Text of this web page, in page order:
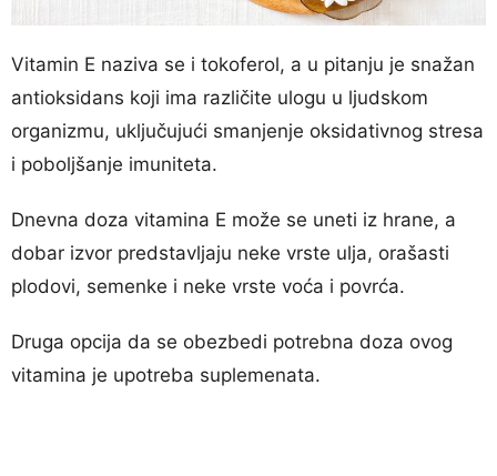
Vitamin E naziva se i tokoferol, a u pitanju je snažan
antioksidans koji ima različite ulogu u ljudskom
organizmu, uključujući smanjenje oksidativnog stresa
i poboljšanje imuniteta.
Dnevna doza vitamina E može se uneti iz hrane, a
dobar izvor predstavljaju neke vrste ulja, orašasti
plodovi, semenke i neke vrste voća i povrća.
Druga opcija da se obezbedi potrebna doza ovog
vitamina je upotreba suplemenata.